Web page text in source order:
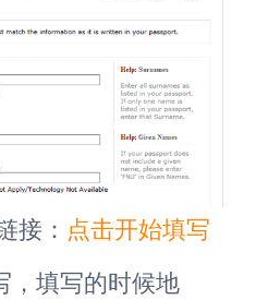
接： 点击开始填写
，填写的时候地